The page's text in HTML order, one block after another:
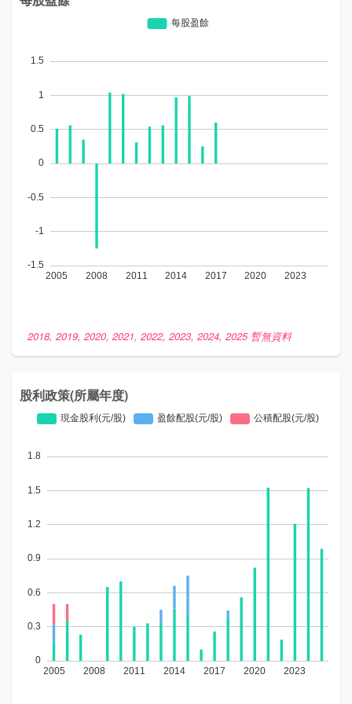
2018, 2019, 2020, 2021, 2022, 2023, 2024, 2025 暫無資料
股利政策(所屬年度)